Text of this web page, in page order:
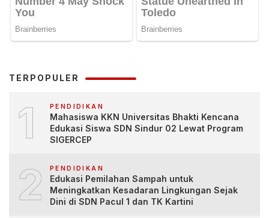
TERPOPULER
1 PENDIDIKAN
Mahasiswa KKN Universitas Bhakti Kencana
Edukasi Siswa SDN Sindur 02 Lewat Program
SIGERCEP
2 PENDIDIKAN
Edukasi Pemilahan Sampah untuk
Meningkatkan Kesadaran Lingkungan Sejak
Dini di SDN Pacul 1 dan TK Kartini